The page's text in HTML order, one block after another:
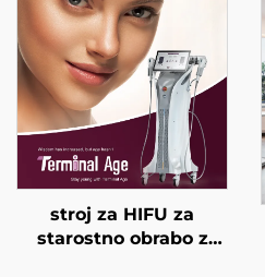
stroj za HIFU za
starostno obrabo z